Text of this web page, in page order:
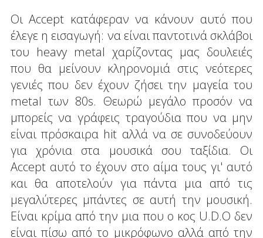
Οι Accept κατάφεραν να κάνουν αυτό που
έλεγε η εισαγωγή: να είναι παντοτινά σκλάβοι
του heavy metal χαρίζοντας μας δουλειές
που θα μείνουν κληρονομιά στις νεότερες
γενιές που δεν έχουν ζήσει την μαγεία του
metal των 80s. Θεωρώ μεγάλο προσόν να
μπορείς να γράφεις τραγούδια που να μην
είναι πρόσκαιρα hit αλλά να σε συνοδεύουν
για χρόνια στα μουσικά σου ταξίδια. Οι
Accept αυτό το έχουν στο αίμα τους γι' αυτό
και θα αποτελούν για πάντα μια από τις
μεγαλύτερες μπάντες σε αυτή την μουσική.
Είναι κρίμα από την μια που ο κος U.D.O δεν
είναι πίσω από το μικρόφωνο αλλά από την